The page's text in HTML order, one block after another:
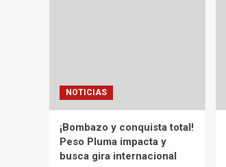
NOTICIAS
¡Bombazo y conquista total!
Peso Pluma impacta y
busca gira internacional